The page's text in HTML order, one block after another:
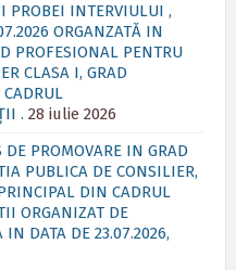
PROBEI INTERVIULUI ,
ORGANZATĂ IN
PROFESIONAL PENTRU
CLASA I, GRAD
. 28 iulie 2026
DE PROMOVARE IN GRAD
PUBLICA DE CONSILIER,
DIN CADRUL
ORGANIZAT DE
IN DATA DE 23.07.2026,